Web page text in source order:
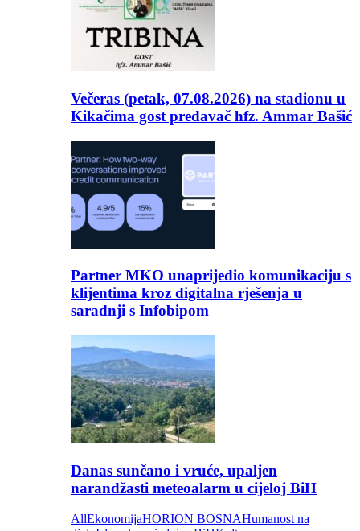
Večeras (petak, 07.08.2026) na stadionu u
Kikačima gost predavač hfz. Ammar Bašić
Partner MKO unaprijedio komunikaciju s
klijentima kroz digitalna rješenja u
saradnji s Infobipom
Danas sunčano i vruće, upaljen
narandžasti meteoalarm u cijeloj BiH
AllEkonomijaHORION BOSNAHumanost na